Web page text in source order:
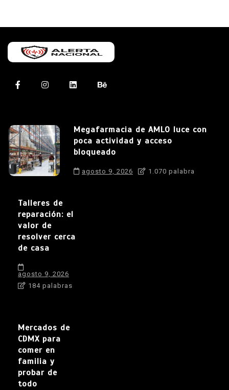
Megafarmacia de AMLO luce con
poca actividad y acceso
bloqueado
agosto 9, 2026 1.070 palabra
Talleres de
reparación: el
valor de
resolver cerca
de casa
agosto 9, 2026
184 palabras
Mercados de
CDMX para
comer en
familia y
probar de
todo